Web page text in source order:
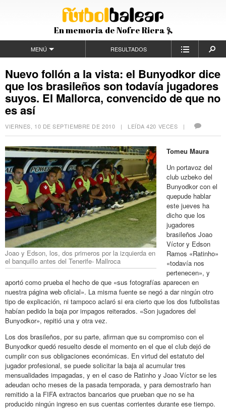
En memoria de Nofre Riera
MENÚ RESULTADOS
Nuevo follón a la vista: el Bunyodkor dice
que los brasileños son todavía jugadores
suyos. El Mallorca, convencido de que no
es así
VIERNES, 10 DE SEPTIEMBRE DE 2010 | LEÍDA 420 VECES |
Joao y Edson, los, dos primeros por la izquierda en
el banquillo antes del Tenerife- Mallroca
Tomeu Maura
Un portavoz del
club uzbeko del
Bunyodkor con el
quepude hablar
este jueves ha
dicho que los
jugadores
brasileños Joao
Víctor y Edson
Ramos «Ratinho»
«todavía nos
pertenecen», y
aportó como prueba el hecho de que «sus fotografías aparecen en
nuestra página web oficial». La misma fuente se negó a dar ningún otro
tipo de explicación, ni tampoco aclaró si era cierto que los dos futbolistas
habían pedido la baja por impagos reiterados. «Son jugadores del
Bunyodkor», repitió una y otra vez.
Los dos brasileños, por su parte, afirman que su compromiso con el
Bunyodkor quedó resuelto desde el momento en el que el club dejó de
cumplir con sus obligaciones económicas. En virtud del estatuto del
jugador profesional, se puede solicitar la baja al acumular tres
mensualidades impagadas, y en el caso de Ratinho y Joao Víctor se les
adeudan ocho meses de la pasada temporada, y para demostrarlo han
remitido a la FIFA extractos bancarios que prueban que no se ha
producido ningún ingreso en sus cuentas corrientes durante ese tiempo.